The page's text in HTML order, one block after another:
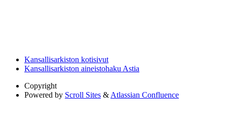
Kansallisarkiston kotisivut
Kansallisarkiston aineistohaku Astia
Copyright
Powered by Scroll Sites & Atlassian Confluence